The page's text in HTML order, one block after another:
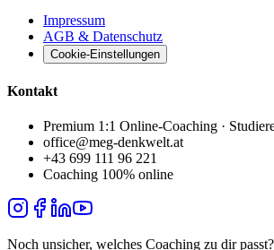
Impressum
AGB & Datenschutz
Cookie-Einstellungen
Kontakt
Premium 1:1 Online-Coaching ·
office@meg-denkwelt.at
+43 699 111 96 221
Coaching 100% online
Noch unsicher, welches Coaching zu dir passt?